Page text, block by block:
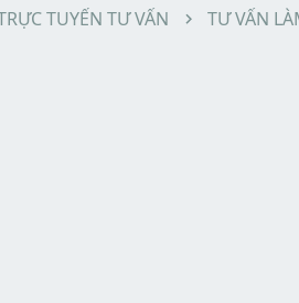
TUYẾN TƯ VẤN TƯ VẤN